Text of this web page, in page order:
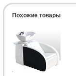
Похожие товары